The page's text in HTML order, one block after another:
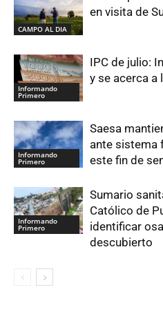
CAMPO AL DIA
en visita de
Informando
Primero
IPC de julio:
y se acerca a
Informando
Primero
Saesa
ante sistema
este fin de
Informando
Primero
Sumario
Católico de
identificar
descubierto